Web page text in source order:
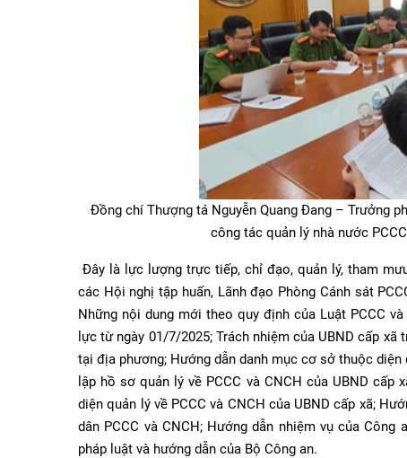
Đồng chí Thượng tá Nguyễn Quang Đang – Trưởng
công tác quản lý nhà nước
Đây là lực lượng trực tiếp, chỉ đạo, quản lý, tham
các Hội nghị tập huấn, Lãnh đạo Phòng Cánh sát
Những nội dung mới theo quy định của Luật PCCC
lực từ ngày 01/7/2025; Trách nhiệm của UBND cấp
tại địa phương; Hướng dẫn danh mục cơ sở thuộc diện
lập hồ sơ quản lý về PCCC và CNCH của UBND
diện quản lý về PCCC và CNCH của UBND cấp xã;
dân PCCC và CNCH; Hướng dẫn nhiệm vụ của
pháp luật và hướng dẫn của Bộ Công an.